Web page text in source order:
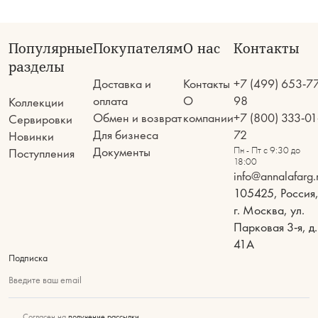
Популярные
разделы
Коллекции
Сервировки
Новинки
Поступления
Покупателям
Доставка и
оплата
Обмен и возврат
Для бизнеса
Документы
О нас
Контакты
О
компании
Контакты
+7 (499) 653-
98
+7 (800) 333-
72
Пн - Пт с 9:30 до
18:00
105425, Россия,
г. Москва, ул.
Парковая 3-я, д.
41А
Подписка
Введите ваш email